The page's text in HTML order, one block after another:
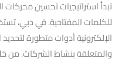
تبدأ استراتيجيات تحسين محركات
للكلمات المفتاحية. في دبي،
الإلكترونية أدوات متطورة لتحديد
والمتعلقة بنشاط الشركات. من